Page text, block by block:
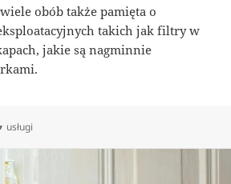
obób także pamięta o
takich jak filtry w
jakie są nagminnie
Kategorie
usługi